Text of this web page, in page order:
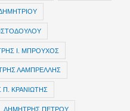
Ι. ΜΠΡΟΥΧΟΣ
ΛΑΜΠΡΕΛΛΗΣ
ΚΡΑΝΙΩΤΗΣ
ΔΗΜΗΤΡΗΣ ΠΕΤΡΟΥ